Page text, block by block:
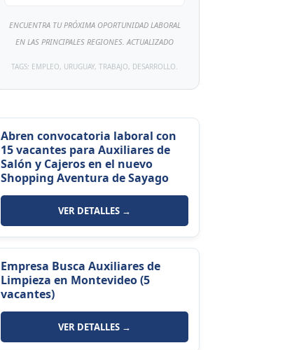
ENCUENTRA TU PRÓXIMA OPORTUNIDAD LABORAL
EN LAS PRINCIPALES REGIONES. ACTUALIZADO
TAGS: EMPLEO, URUGUAY, TRABAJO, DESARROLLO.
Abren convocatoria laboral con
15 vacantes para Auxiliares de
Salón y Cajeros en el nuevo
Shopping Aventura de Sayago
VER DETALLES →
Empresa Busca Auxiliares de
Limpieza en Montevideo (5
vacantes)
VER DETALLES →